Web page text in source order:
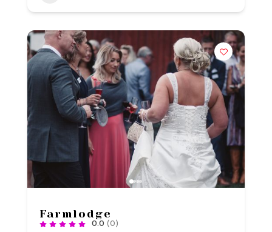
Farmlodge
0.0 (0)